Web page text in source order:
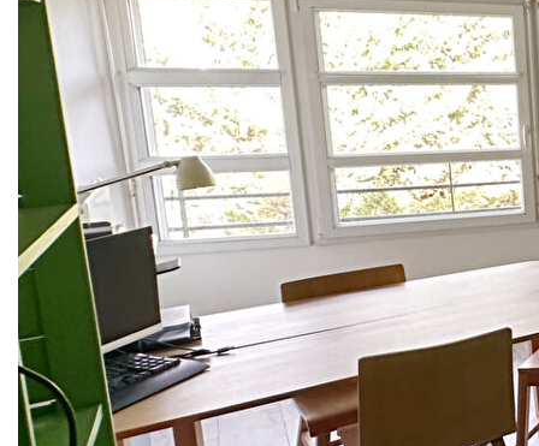
Réf : 1028
À seulement 2 minutes à pied de la place, des commerces
et des écoles, découvrez cet appartement situé au 4? et
dernier étage avec ascenseur d'un immeuble des années
2000 aux charges maitrisées, en parfait état.
Il offre : Une entrée accueillante, un séjour lumineux avec
son bow-window, une cuisine entièrement équipée et
fonctionnelle. Coté nuit, un couloir avec de nombreux
rangements aménagés dessert 2 chambres confortables,
une salle de bains et des wc séparés.
Rare sur le marché, à découvrir sans tarder!!
** €260 000 honoraires inclus| hors honoraires|Honoraires : 4.00%
TTC à la charge de l'acquéreur
Nos honoraires Nous contacter